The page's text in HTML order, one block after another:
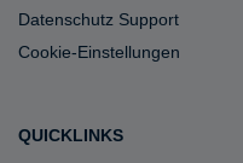
Datenschutz Support
Cookie-Einstellungen
QUICKLINKS